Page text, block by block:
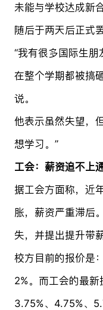
未能与学校达成新
随后于两天后正式罢
“我有很多国际生
在整个学期都被搞
说。
他表示虽然失望，
想学习。”
工会：薪资追不上
据工会方面称，近
胀，薪资严重滞后
失，并提出提升带
校方目前的报价是
2%。而工会的最
3.75%、4.75%、